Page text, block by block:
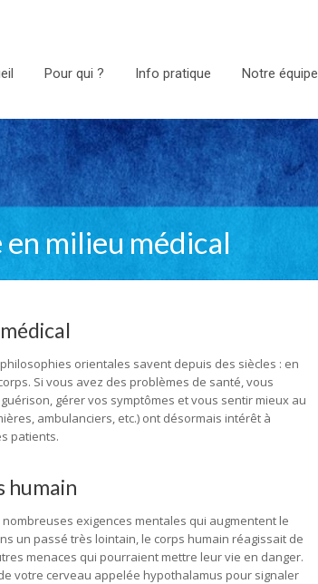
Pour qui ? Info pratique Notre équipe
en milieu médical
orientales savent depuis des siècles : en
Si vous avez des problèmes de santé, vous
gérer vos symptômes et vous sentir mieux au
ambulanciers, etc.) ont désormais intérêt à
patients.
humain
exigences mentales qui augmentent le
un passé très lointain, le corps humain réagissait de
menaces qui pourraient mettre leur vie en danger.
votre cerveau appelée hypothalamus pour signaler